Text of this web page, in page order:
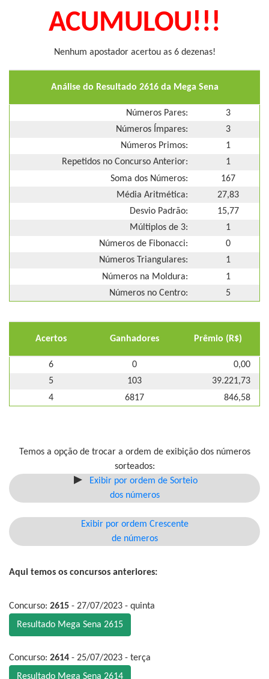
ACUMULOU!!!
Nenhum apostador acertou as 6 dezenas!
Análise do Resultado 2616 da Mega Sena
Números Pares:
3
Números Ímpares:
3
Números Primos:
1
Repetidos no Concurso Anterior:
1
Soma dos Números:
167
Média Aritmética:
27,83
Desvio Padrão:
15,77
Múltiplos de 3:
1
Números de Fibonacci:
0
Números Triangulares:
1
Números na Moldura:
1
Números no Centro:
5
Acertos Ganhadores Prêmio (R$)
6 0
0,00
5
103
39.221,73
4
6817 846,58
Temos a opção de trocar a ordem de exibição dos números
sorteados:
Exibir por ordem de Sorteio
dos números
Exibir por ordem Crescente
de números
Aqui temos os concursos anteriores:
Concurso: 2615 - 27/07/2023 - quinta
Resultado Mega Sena 2615
Concurso: 2614 - 25/07/2023 - terça
Resultado Mega Sena 2614